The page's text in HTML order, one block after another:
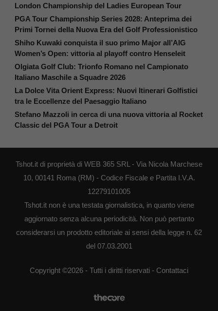
London Championship del Ladies European Tour
PGA Tour Championship Series 2028: Anteprima dei
Primi Tornei della Nuova Era del Golf Professionistico
Shiho Kuwaki conquista il suo primo Major all’AIG
Women’s Open: vittoria al playoff contro Henseleit
Olgiata Golf Club: Trionfo Romano nel Campionato
Italiano Maschile a Squadre 2026
La Dolce Vita Orient Express: Nuovi Itinerari Golfistici
tra le Eccellenze del Paesaggio Italiano
Stefano Mazzoli in cerca di una nuova vittoria al Rocket
Classic del PGA Tour a Detroit
Tshot.it di proprietà di WEB 365 SRL - Via Nicola Marchese
10, 00141 Roma (RM) - Codice Fiscale e Partita I.V.A.
12279101005
Tshot.it non è una testata giornalistica, in quanto viene
aggiornato senza alcuna periodicità. Non può pertanto
considerarsi un prodotto editoriale ai sensi della legge n. 62
del 07.03.2001
Copyright ©2026 - Tutti i diritti riservati - Contattaci